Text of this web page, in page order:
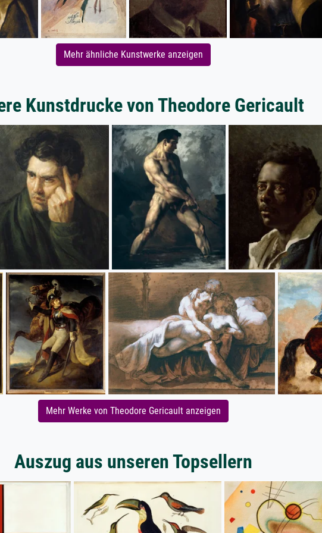
Mehr ähnliche Kunstwerke anzeigen
Kunstdrucke von Theodore Gericault
Mehr Werke von Theodore Gericault anzeigen
Auszug aus unseren Topsellern